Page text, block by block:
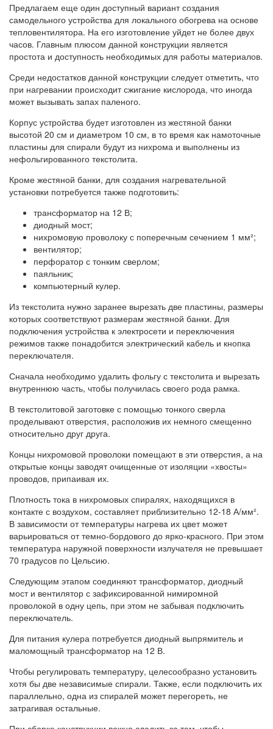
Предлагаем еще один доступный вариант создания
самодельного устройства для локального обогрева на основе
тепловентилятора. На его изготовление уйдет не более двух
часов. Главным плюсом данной конструкции является
простота и доступность необходимых для работы материалов.
Среди недостатков данной конструкции следует отметить, что
при нагревании происходит сжигание кислорода, что иногда
может вызывать запах паленого.
Корпус устройства будет изготовлен из жестяной банки
высотой 20 см и диаметром 10 см, в то время как намоточные
пластины для спирали будут из нихрома и выполнены из
нефольгированного текстолита.
Кроме жестяной банки, для создания нагревательной
установки потребуется также подготовить:
трансформатор на 12 В;
диодный мост;
нихромовую проволоку с поперечным сечением 1 мм²;
вентилятор;
перфоратор с тонким сверлом;
паяльник;
компьютерный кулер.
Из текстолита нужно заранее вырезать две пластины, размеры
которых соответствуют размерам жестяной банки. Для
подключения устройства к электросети и переключения
режимов также понадобится электрический кабель и кнопка
переключателя.
Сначала необходимо удалить фольгу с текстолита и вырезать
внутреннюю часть, чтобы получилась своего рода рамка.
В текстолитовой заготовке с помощью тонкого сверла
проделывают отверстия, расположив их немного смещенно
относительно друг друга.
Концы нихромовой проволоки помещают в эти отверстия, а на
открытые концы заводят очищенные от изоляции «хвосты»
проводов, припаивая их.
Плотность тока в нихромовых спиралях, находящихся в
контакте с воздухом, составляет приблизительно 12-18 А/мм².
В зависимости от температуры нагрева их цвет может
варьироваться от темно-бордового до ярко-красного. При этом
температура наружной поверхности излучателя не превышает
70 градусов по Цельсию.
Следующим этапом соединяют трансформатор, диодный
мост и вентилятор с зафиксированной нимиромной
проволокой в одну цепь, при этом не забывая подключить
переключатель.
Для питания кулера потребуется диодный выпрямитель и
маломощный трансформатор на 12 В.
Чтобы регулировать температуру, целесообразно установить
хотя бы две независимые спирали. Также, если подключить их
параллельно, одна из спиралей может перегореть, не
затрагивая остальные.